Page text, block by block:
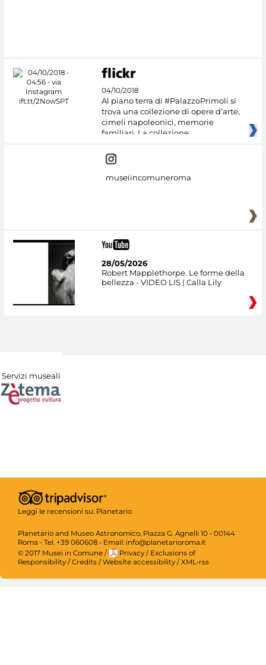
04/10/2018
Al piano terra di #PalazzoPrimoli si
trova una collezione di opere d’arte,
cimeli napoleonici, memorie
familiari. La collezione
museiincomuneroma
28/05/2026
Robert Mapplethorpe. Le forme della
bellezza - VIDEO LIS | Calla Lily
Servizi museali
Leggi le recensioni su: Planetario
Planetario and Museo Astronomico, Piazza G. Agnelli 10 - 00144
Roma - Tel. +39 060608 - Email: info@planetarioroma.it
© 2017 Musei in Comune / Privacy / Exclusions of
Responsibility / Credits / Website accessibility / XML-rss